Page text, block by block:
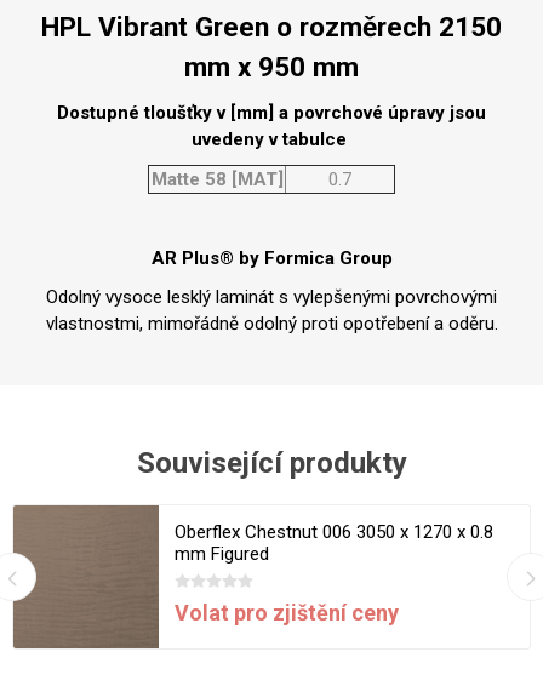
HPL Vibrant Green o rozměrech 2150
mm x 950 mm
Dostupné tloušťky v [mm] a povrchové úpravy jsou
uvedeny v tabulce
Matte 58 [MAT]
0.7
AR Plus® by Formica Group
Odolný vysoce lesklý laminát s vylepšenými povrchovými
vlastnostmi, mimořádně odolný proti opotřebení a oděru.
Související produkty
Oberflex Chestnut 006 3050 x 1270 x 0.8
mm Figured
Volat pro zjištění ceny